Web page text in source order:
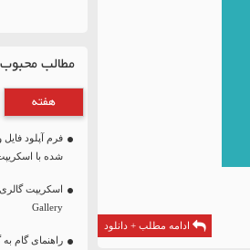
ادامه مطلب + دانلود
مطالب محبوب
هفته
فرم آپلود
شده با
Gallery
راهنمای گام